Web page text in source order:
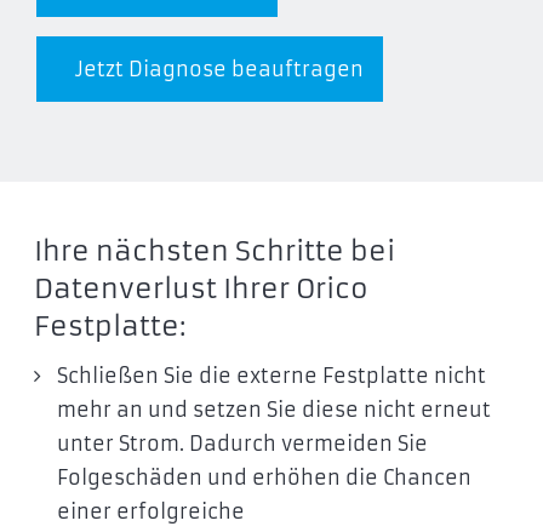
Jetzt Diagnose beauftragen
Ihre nächsten Schritte bei
Datenverlust Ihrer Orico
Festplatte:
Schließen Sie die externe Festplatte nicht
mehr an und setzen Sie diese nicht erneut
unter Strom. Dadurch vermeiden Sie
Folgeschäden und erhöhen die Chancen
einer erfolgreiche